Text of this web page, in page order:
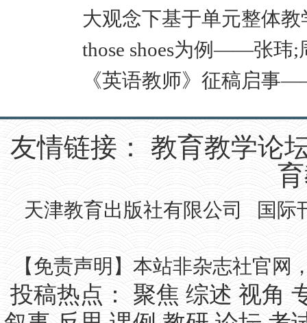
大观念下基于单元整体
those shoes为例——张玮;
《英语教师》征稿启事
友情链接： 教育教学论
天津教育出版社有限公司 国际
【免责声明】本站非杂志社官
投稿热点：聚焦 综述 视角